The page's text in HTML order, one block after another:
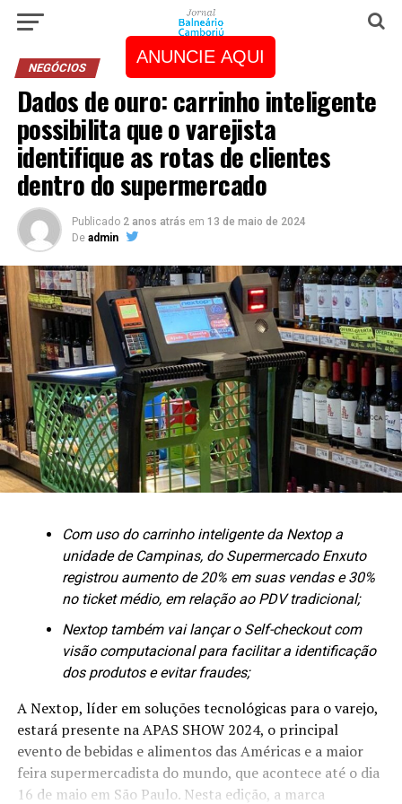
ANUNCIE AQUI
NEGÓCIOS
Dados de ouro: carrinho inteligente
possibilita que o varejista
identifique as rotas de clientes
dentro do supermercado
Publicado 2 anos atrás em 13 de maio de 2024
De admin
Com uso do carrinho inteligente da Nextop a
unidade de Campinas, do Supermercado Enxuto
registrou aumento de 20% em suas vendas e 30%
no ticket médio, em relação ao PDV tradicional;
Nextop também vai lançar o Self-checkout com
visão computacional para facilitar a identificação
dos produtos e evitar fraudes;
A Nextop, líder em soluções tecnológicas para o varejo,
estará presente na APAS SHOW 2024, o principal
evento de bebidas e alimentos das Américas e a maior
feira supermercadista do mundo, que acontece até o dia
16 de maio em São Paulo. Nesta edição, a marca